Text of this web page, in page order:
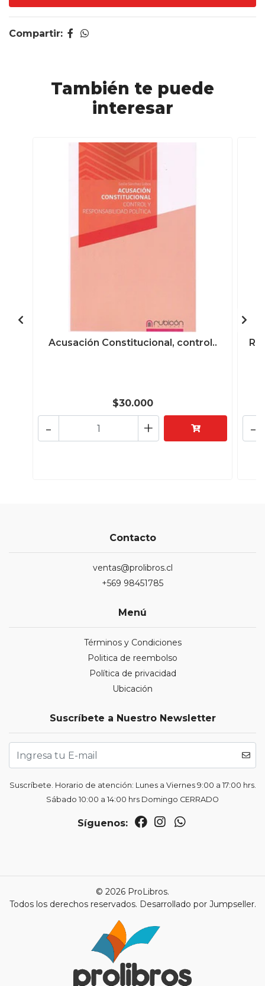
Compartir:
También te puede
interesar
Acusación Constitucional, control..
$30.000
+
- -
Contacto
ventas@prolibros.cl
+569 98451785
Menú
Términos y Condiciones
Politica de reembolso
Política de privacidad
Ubicación
Suscríbete a Nuestro Newsletter
Suscríbete. Horario de atención: Lunes a Viernes 9:00 a 17:00 hrs.
Sábado 10:00 a 14:00 hrs Domingo CERRADO
Síguenos:
© 2026 ProLibros.
Todos los derechos reservados. Desarrollado por Jumpseller.